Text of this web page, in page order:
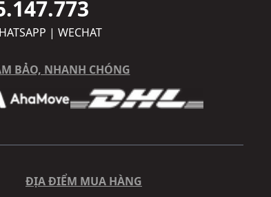
| WECHAT
BẢO, NHANH CHÓNG
ĐỊA ĐIỂM MUA HÀNG